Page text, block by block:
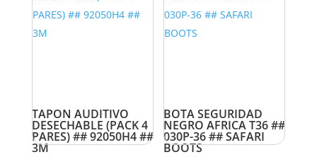
TAPON AUDITIVO
DESECHABLE (PACK 4
PARES) ## 92050H4 ##
3M
BOTA SEGURIDAD
NEGRO AFRICA T36 ##
030P-36 ## SAFARI
BOOTS